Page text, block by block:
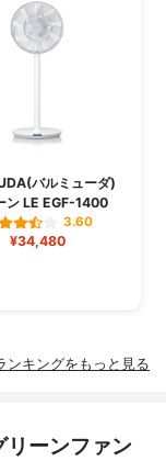
バルミューダ)
ン LE EGF-1400
3.60
¥34,480
ンキングをもっと見る
ーンファン